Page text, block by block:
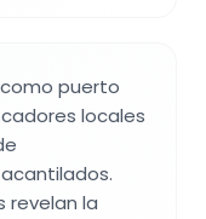
puerto
locales
revelan la